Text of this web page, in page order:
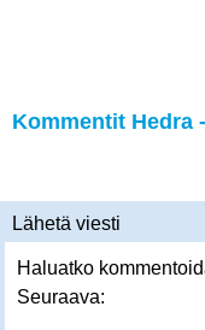
Kommentit Hedra
Lähetä viesti
Haluatko
Seuraava: